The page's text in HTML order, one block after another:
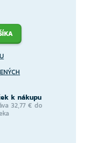
k nákupu
32,77 € do